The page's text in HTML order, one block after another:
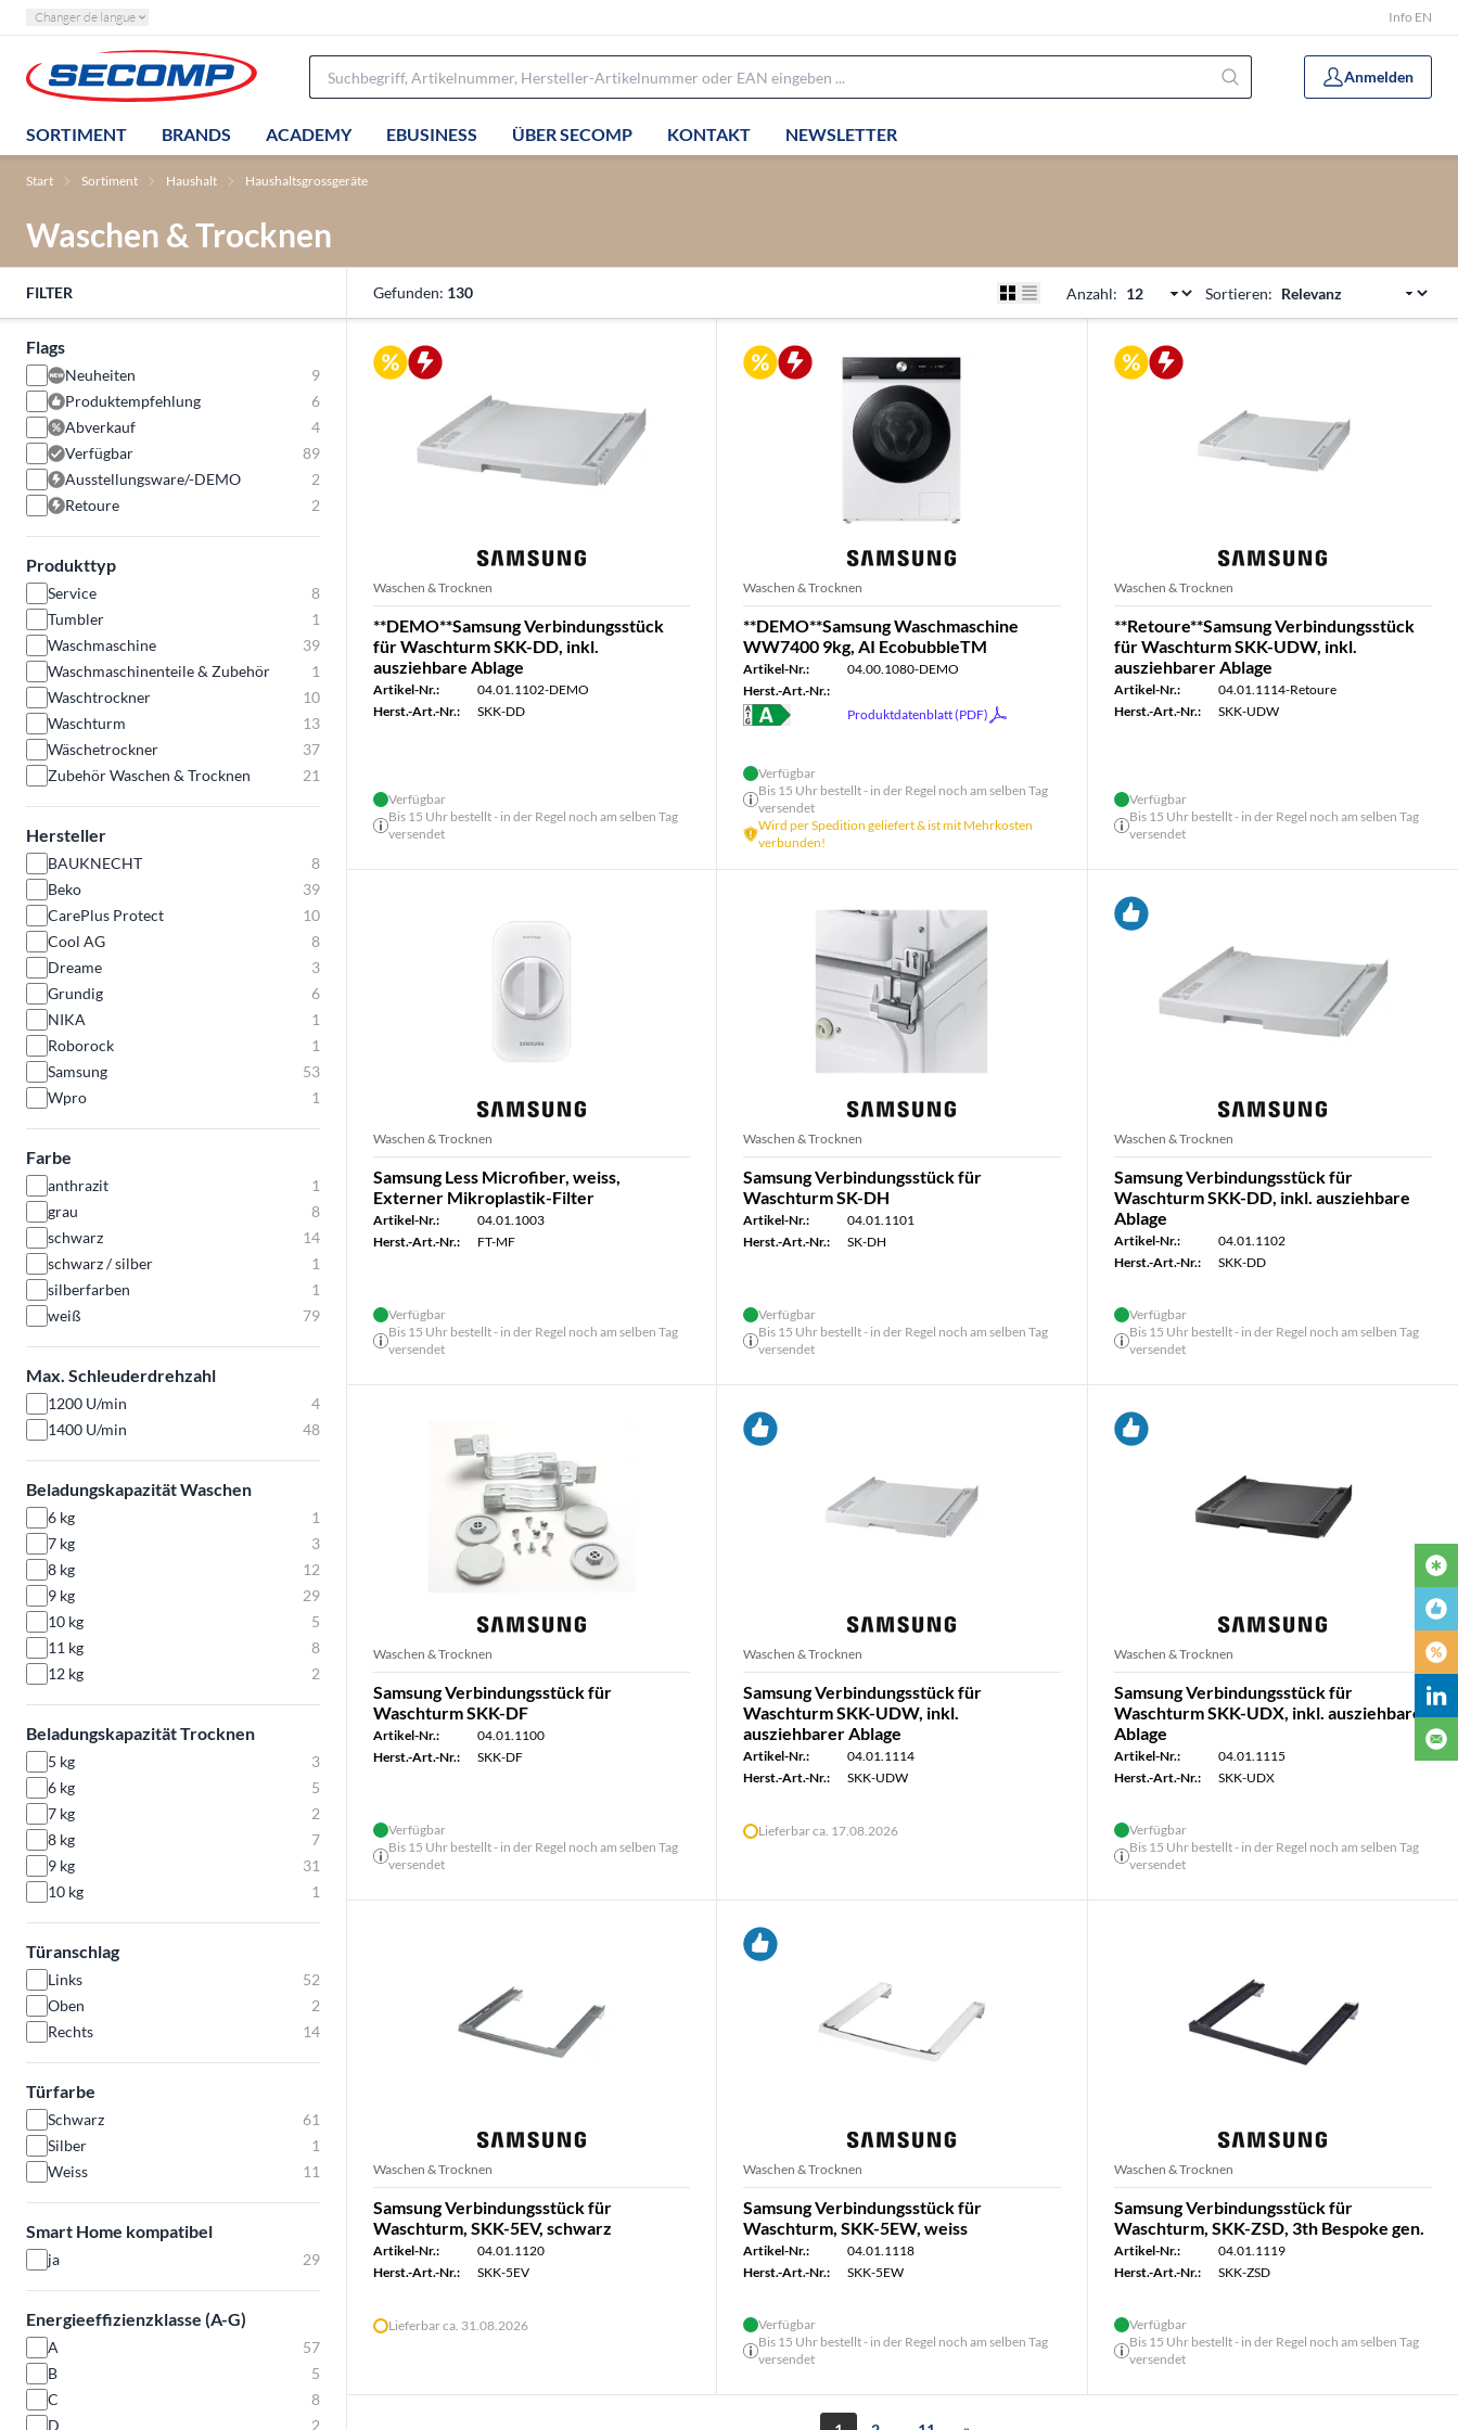
Changer de langue Info EN
Anmelden
SORTIMENT BRANDS ACADEMY EBUSINESS ÜBER SECOMP KONTAKT NEWSLETTER
Start Sortiment Haushalt Haushaltsgrossgeräte
Waschen & Trocknen
FILTER
Flags
Neuheiten
9
Produktempfehlung
6
Abverkauf
4
Verfügbar
89
Ausstellungsware/-DEMO
2
Retoure
2
Produkttyp
Service
8
Tumbler
1
Waschmaschine
39
Waschmaschinenteile & Zubehör
1
Waschtrockner
10
Waschturm
13
Wäschetrockner
37
Zubehör Waschen & Trocknen
21
Hersteller
BAUKNECHT
8
Beko
39
CarePlus Protect
10
Cool AG
8
Dreame
3
Grundig
6
NIKA
1
Roborock
1
Samsung
53
Wpro
1
Farbe
anthrazit
1
grau
8
schwarz
14
schwarz / silber
1
silberfarben
1
weiß
79
Max. Schleuderdrehzahl
1200 U/min
4
1400 U/min
48
Beladungskapazität Waschen
6 kg
1
7 kg
3
8 kg
12
9 kg
29
10 kg
5
11 kg
8
12 kg
2
Beladungskapazität Trocknen
5 kg
3
6 kg
5
7 kg
2
8 kg
7
9 kg
31
10 kg
1
Türanschlag
Links
52
Oben
2
Rechts
14
Türfarbe
Schwarz
61
Silber
1
Weiss
11
Smart Home kompatibel
ja 29
Energieeffizienzklasse (A-G)
A
57
B
5
C
8
D
2
Gefunden: 130 Anzahl: Sortieren:
Waschen & Trocknen
**DEMO**Samsung Verbindungsstück
für Waschturm SKK-DD, inkl.
ausziehbare Ablage
Artikel-Nr.:
04.01.1102-DEMO
Herst.-Art.-Nr.:
SKK-DD
Verfügbar
Bis 15 Uhr bestellt - in der Regel noch am selben Tag
versendet
Waschen & Trocknen
**DEMO**Samsung Waschmaschine
WW7400 9kg, AI EcobubbleTM
Artikel-Nr.:
04.00.1080-DEMO
Herst.-Art.-Nr.:
Produktdatenblatt (PDF)
Verfügbar
Bis 15 Uhr bestellt - in der Regel noch am selben Tag
versendet
Wird per Spedition geliefert & ist mit Mehrkosten
verbunden!
Waschen & Trocknen
**Retoure**Samsung Verbindungsstück
für Waschturm SKK-UDW, inkl.
ausziehbarer Ablage
Artikel-Nr.:
04.01.1114-Retoure
Herst.-Art.-Nr.:
SKK-UDW
Verfügbar
Bis 15 Uhr bestellt - in der Regel noch am selben Tag
versendet
Waschen & Trocknen
Samsung Less Microfiber, weiss,
Externer Mikroplastik-Filter
Artikel-Nr.:
04.01.1003
Herst.-Art.-Nr.:
FT-MF
Verfügbar
Bis 15 Uhr bestellt - in der Regel noch am selben Tag
versendet
Waschen & Trocknen
Samsung Verbindungsstück für
Waschturm SK-DH
Artikel-Nr.:
04.01.1101
Herst.-Art.-Nr.:
SK-DH
Verfügbar
Bis 15 Uhr bestellt - in der Regel noch am selben Tag
versendet
Waschen & Trocknen
Samsung Verbindungsstück für
Waschturm SKK-DD, inkl. ausziehbare
Ablage
Artikel-Nr.:
04.01.1102
Herst.-Art.-Nr.:
SKK-DD
Verfügbar
Bis 15 Uhr bestellt - in der Regel noch am selben Tag
versendet
Waschen & Trocknen
Samsung Verbindungsstück für
Waschturm SKK-DF
Artikel-Nr.:
04.01.1100
Herst.-Art.-Nr.:
SKK-DF
Verfügbar
Bis 15 Uhr bestellt - in der Regel noch am selben Tag
versendet
Waschen & Trocknen
Samsung Verbindungsstück für
Waschturm SKK-UDW, inkl.
ausziehbarer Ablage
Artikel-Nr.:
04.01.1114
Herst.-Art.-Nr.:
SKK-UDW
Lieferbar ca. 17.08.2026
Waschen & Trocknen
Samsung Verbindungsstück für
Waschturm SKK-UDX, inkl. ausziehbarer
Ablage
Artikel-Nr.:
04.01.1115
Herst.-Art.-Nr.:
SKK-UDX
Verfügbar
Bis 15 Uhr bestellt - in der Regel noch am selben Tag
versendet
Waschen & Trocknen
Samsung Verbindungsstück für
Waschturm, SKK-5EV, schwarz
Artikel-Nr.:
04.01.1120
Herst.-Art.-Nr.:
SKK-5EV
Lieferbar ca. 31.08.2026
Waschen & Trocknen
Samsung Verbindungsstück für
Waschturm, SKK-5EW, weiss
Artikel-Nr.:
04.01.1118
Herst.-Art.-Nr.:
SKK-5EW
Verfügbar
Bis 15 Uhr bestellt - in der Regel noch am selben Tag
versendet
Waschen & Trocknen
Samsung Verbindungsstück für
Waschturm, SKK-ZSD, 3th Bespoke gen.
Artikel-Nr.:
04.01.1119
Herst.-Art.-Nr.:
SKK-ZSD
Verfügbar
Bis 15 Uhr bestellt - in der Regel noch am selben Tag
versendet